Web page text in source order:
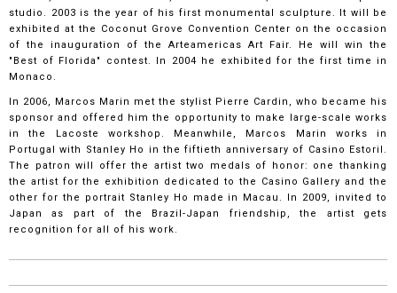
studio. 2003 is the year of his first monumental sculpture. It will be
exhibited at the Coconut Grove Convention Center on the occasion
of the inauguration of the Arteamericas Art Fair. He will win the
"Best of Florida" contest. In 2004 he exhibited for the first time in
Monaco.
In 2006, Marcos Marin met the stylist Pierre Cardin, who became his
sponsor and offered him the opportunity to make large-scale works
in the Lacoste workshop. Meanwhile, Marcos Marin works in
Portugal with Stanley Ho in the fiftieth anniversary of Casino Estoril.
The patron will offer the artist two medals of honor: one thanking
the artist for the exhibition dedicated to the Casino Gallery and the
other for the portrait Stanley Ho made in Macau. In 2009, invited to
Japan as part of the Brazil-Japan friendship, the artist gets
recognition for all of his work.